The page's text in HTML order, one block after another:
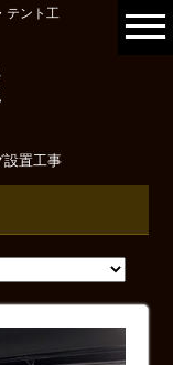
テント工
置工事